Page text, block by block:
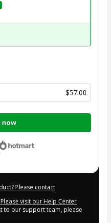
$57.00
now
Please contact
visit our Help Center
to our support team, please